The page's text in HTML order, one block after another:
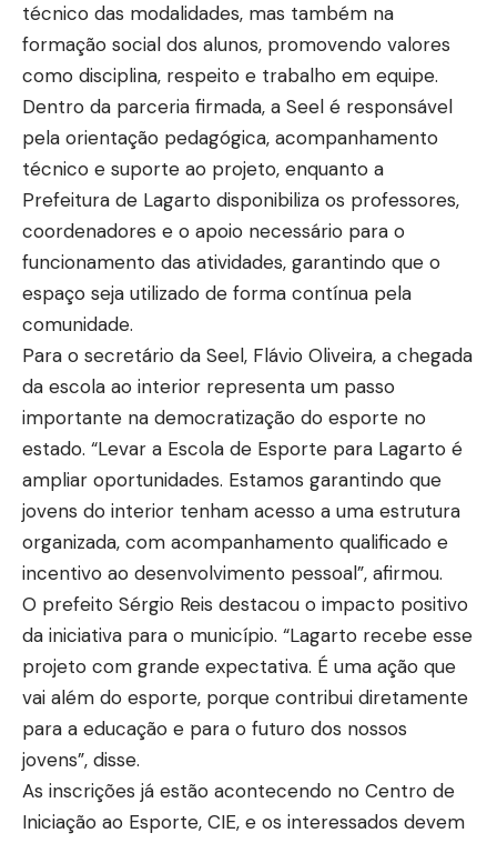
técnico das modalidades, mas também na
formação social dos alunos, promovendo valores
como disciplina, respeito e trabalho em equipe.
Dentro da parceria firmada, a Seel é responsável
pela orientação pedagógica, acompanhamento
técnico e suporte ao projeto, enquanto a
Prefeitura de Lagarto disponibiliza os professores,
coordenadores e o apoio necessário para o
funcionamento das atividades, garantindo que o
espaço seja utilizado de forma contínua pela
comunidade.
Para o secretário da Seel, Flávio Oliveira, a chegada
da escola ao interior representa um passo
importante na democratização do esporte no
estado. “Levar a Escola de Esporte para Lagarto é
ampliar oportunidades. Estamos garantindo que
jovens do interior tenham acesso a uma estrutura
organizada, com acompanhamento qualificado e
incentivo ao desenvolvimento pessoal”, afirmou.
O prefeito Sérgio Reis destacou o impacto positivo
da iniciativa para o município. “Lagarto recebe esse
projeto com grande expectativa. É uma ação que
vai além do esporte, porque contribui diretamente
para a educação e para o futuro dos nossos
jovens”, disse.
As inscrições já estão acontecendo no Centro de
Iniciação ao Esporte, CIE, e os interessados devem